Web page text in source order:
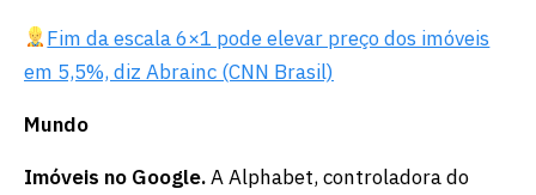
Fim da escala 6×1 pode elevar preço dos imóveis
em 5,5%, diz Abrainc (CNN Brasil)
Mundo
Imóveis no Google.A Alphabet, controladora do